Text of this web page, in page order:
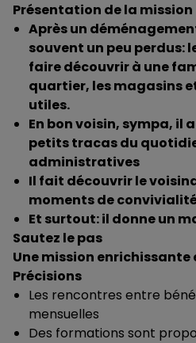
Présentation de la mission
Après un
souvent un peu perdus:
faire découvrir à une
quartier, les magasins
utiles.
En bon voisin, sympa, il
petits tracas du
administratives
Il fait découvrir le
moments de
Et surtout: il donne un
Sautez le pas
Une mission enrichissante
Précisions
Les rencontres entre
mensuelles
Des formations sont